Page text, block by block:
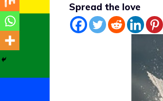
Spread the love